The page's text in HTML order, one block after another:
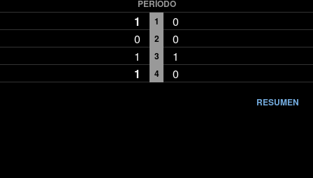
PERÍODO
1 1
0
0
2
0
1
3
1
1
4 0
RESUMEN